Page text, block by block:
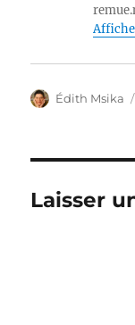
Auteur
Édith Msika
Laisser